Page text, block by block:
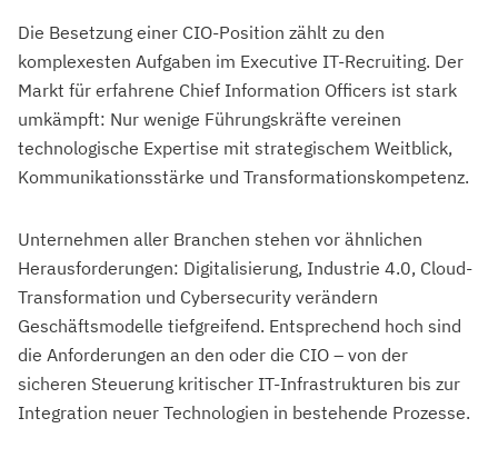
Die Besetzung einer CIO-Position zählt zu den
komplexesten Aufgaben im Executive IT-Recruiting. Der
Markt für erfahrene Chief Information Officers ist stark
umkämpft: Nur wenige Führungskräfte vereinen
technologische Expertise mit strategischem Weitblick,
Kommunikationsstärke und Transformationskompetenz.
Unternehmen aller Branchen stehen vor ähnlichen
Herausforderungen: Digitalisierung, Industrie 4.0, Cloud-
Transformation und Cybersecurity verändern
Geschäftsmodelle tiefgreifend. Entsprechend hoch sind
die Anforderungen an den oder die CIO – von der
sicheren Steuerung kritischer IT-Infrastrukturen bis zur
Integration neuer Technologien in bestehende Prozesse.